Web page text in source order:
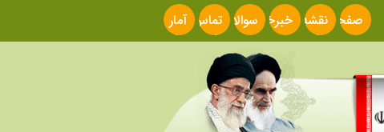
صفحه
اصلی
نقشه
سایت
خبرخوانسوالات
متداول
تماس
با ما
آمار
سایت